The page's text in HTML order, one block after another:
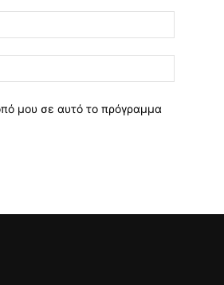
μου σε αυτό το πρόγραμμα